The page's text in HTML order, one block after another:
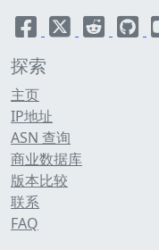
探索
主页
IP地址
ASN 查询
商业数据库
版本比较
联系
FAQ